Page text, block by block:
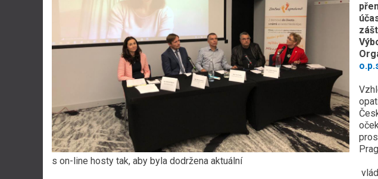
s on-line hosty tak, aby byla dodržena aktuální
vládní nařízení. Účast byla i